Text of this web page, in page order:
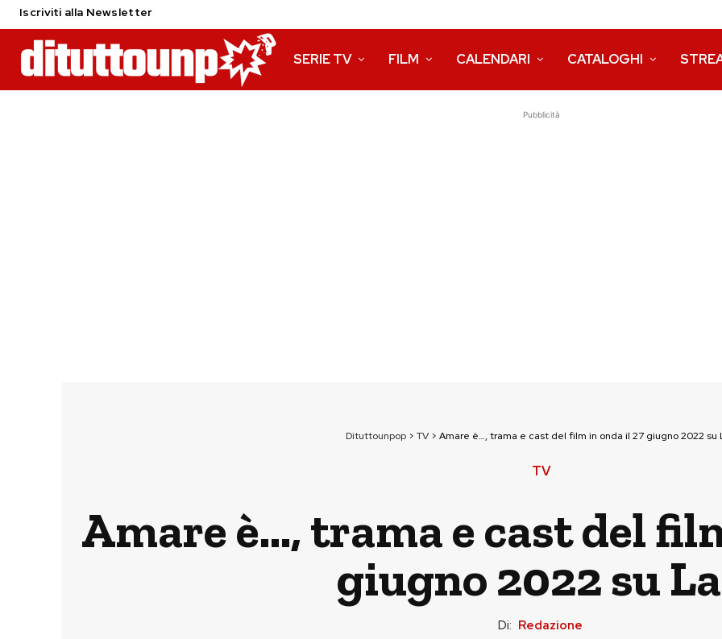
Iscriviti alla Newsletter
SERIE TV FILM CALENDARI CATALOGHI
Pubblicità
Dituttounpop > TV > Amare è…, trama e cast del film in onda il 27 giugno 2022 su
TV
Amare è…, trama e cast del
giugno 2022 su
Di: Redazione